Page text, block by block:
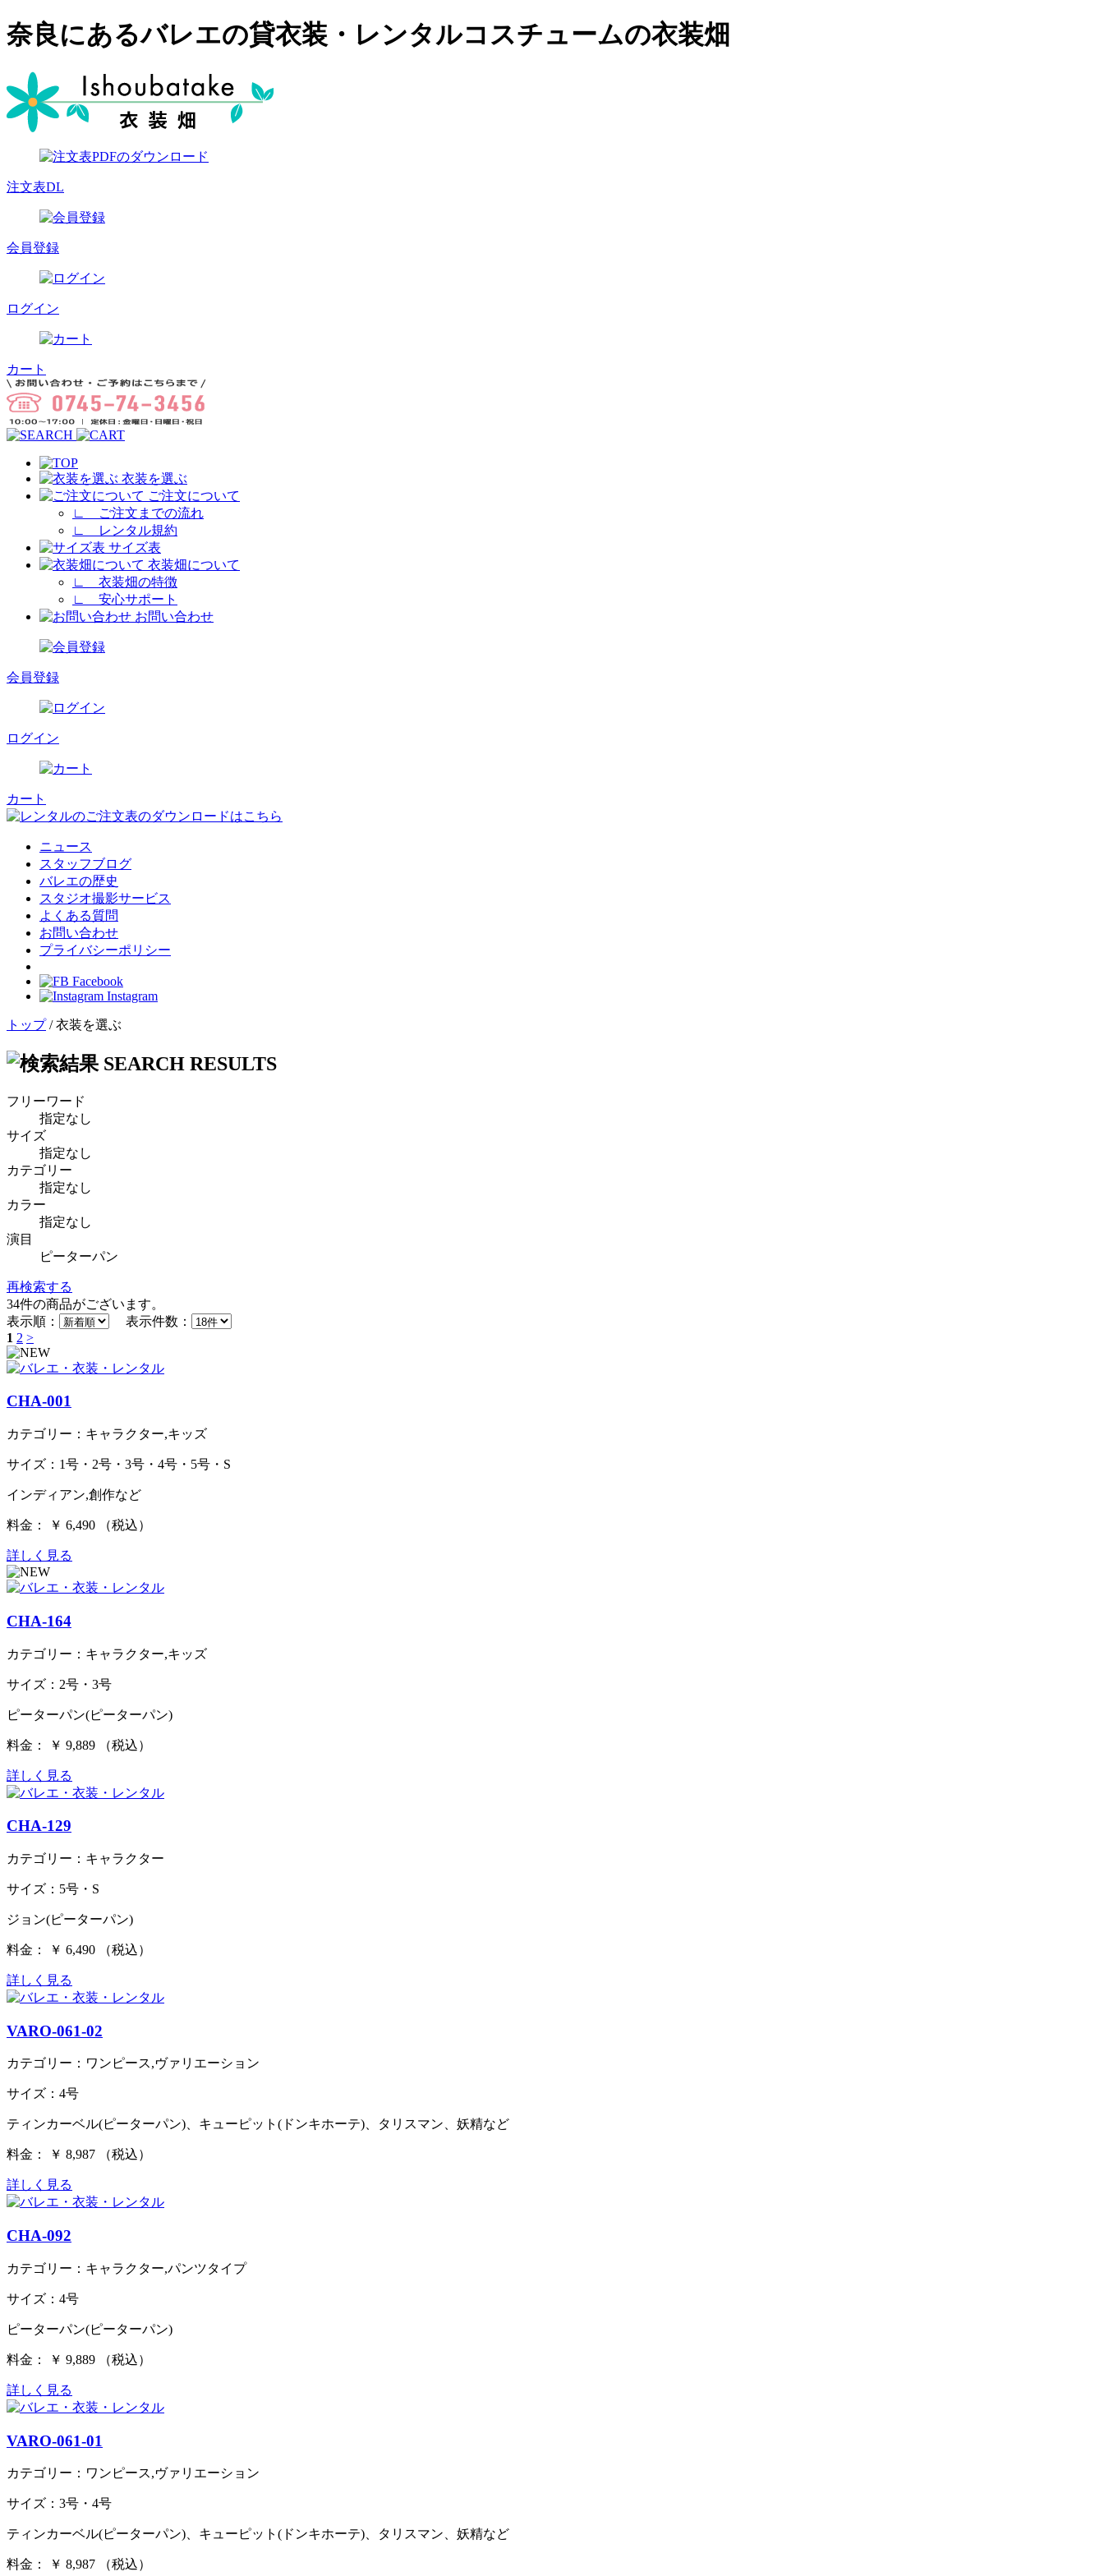
奈良にあるバレエの貸衣装・レンタルコスチュームの衣装畑
注文表DL
会員登録
ログイン
カート
衣装を選ぶ
ご注文について
∟
ご注文までの流れ
∟
レンタル規約
サイズ表
衣装畑について
∟ 衣装畑の特徴
∟ 安心サポート
お問い合わせ
会員登録
ログイン
カート
ニュース
スタッフブログ
バレエの歴史
スタジオ撮影サービス
よくある質問
お問い合わせ
プライバシーポリシー
Facebook
Instagram
トップ/ 衣装を選ぶ
フリーワード
指定なし
サイズ
指定なし
カテゴリー
指定なし
カラー
指定なし
演目
ピーターパン
再検索する
34件の商品がございます。
表示順：
表示件数：
1 2 >
CHA-001
カテゴリー：キャラクター,キッズ
サイズ：1号・2号・3号・4号・5号・S
インディアン,創作など
料金： ￥ 6,490 （税込）
詳しく見る
CHA-164
カテゴリー：キャラクター,キッズ
サイズ：2号・3号
ピーターパン(ピーターパン)
料金： ￥ 9,889 （税込）
詳しく見る
CHA-129
カテゴリー：キャラクター
サイズ：5号・S
ジョン(ピーターパン)
料金： ￥ 6,490 （税込）
詳しく見る
VARO-061-02
カテゴリー：ワンピース,ヴァリエーション
サイズ：4号
ティンカーベル(ピーターパン)、キューピット(ドンキホーテ)、タリスマン、妖精など
料金： ￥ 8,987 （税込）
詳しく見る
CHA-092
カテゴリー：キャラクター,パンツタイプ
サイズ：4号
ピーターパン(ピーターパン)
料金： ￥ 9,889 （税込）
詳しく見る
VARO-061-01
カテゴリー：ワンピース,ヴァリエーション
サイズ：3号・4号
ティンカーベル(ピーターパン)、キューピット(ドンキホーテ)、タリスマン、妖精など
料金： ￥ 8,987 （税込）